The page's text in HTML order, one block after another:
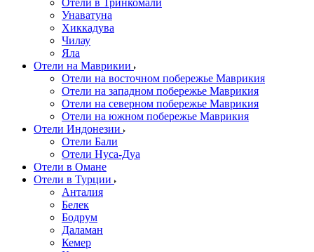
Отели в Тринкомали
Унаватуна
Хиккадува
Чилау
Яла
Отели на Маврикии
Отели на восточном побережье Маврикия
Отели на западном побережье Маврикия
Отели на северном побережье Маврикия
Отели на южном побережье Маврикия
Отели Индонезии
Отели Бали
Отели Нуса-Дуа
Отели в Омане
Отели в Турции
Анталия
Белек
Бодрум
Даламан
Кемер